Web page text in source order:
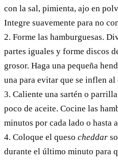
con la sal, pimienta, ajo en
Integre suavemente para no
2. Forme las hamburguesas.
partes iguales y forme discos
grosor. Haga una pequeña
una para evitar que se inflen al
3. Caliente una sartén o
poco de aceite. Cocine las
minutos por cada lado o hasta
4. Coloque el queso cheddar
durante el último minuto para